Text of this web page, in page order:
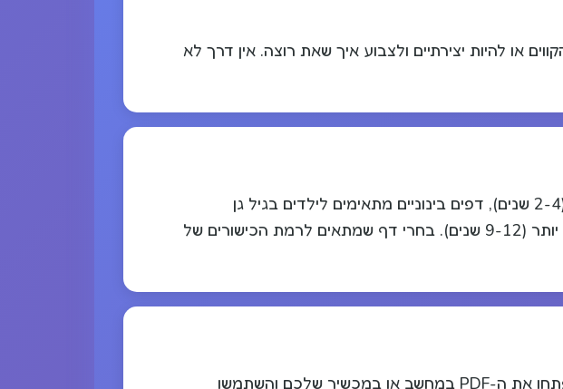
או להיות יצירתיים ולצבוע איך שאת רוצה. אין דרך לא
כן, דפי הצביעה שלנו מגיעים ברמות קושי שונות. דפים פשוטים מתאימים לטף (2-4 שנים), דפים בינוניים מתאימים לילדים בגיל גן
ובתחילת בית הספר (5-8 שנים), ודפים מפורטים יותר מתאימים לילדים גדולים יותר (9-12 שנים). בחרי דף שמתאים לרמת הכישורים של
הורידו את קובץ ה-PDF החינמי על ידי לחיצה על כפתור ההורדה. לאחר מכן פתחו את ה-PDF במחשב או במכשיר שלכם והשתמשו